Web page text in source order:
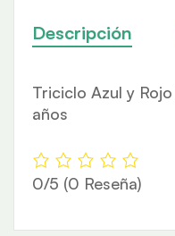
Descripción
Triciclo Azul y
años
0/5 (0 Reseña)